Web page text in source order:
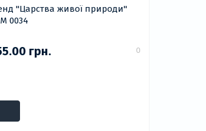
"Царства живої природи"
0034
грн. 0